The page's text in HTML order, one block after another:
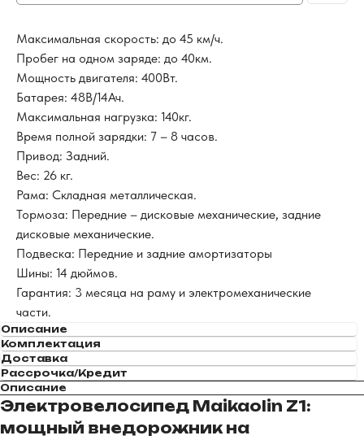
Максимальная скорость: до 45 км/ч.
Пробег на одном заряде: до 40км.
Мощность двигателя: 400Вт.
Батарея: 48В/14Ач.
Максимальная нагрузка: 140кг.
Время полной зарядки: 7 – 8 часов.
Привод: Задний.
Вес: 26 кг.
Рама: Складная металлическая.
Тормоза: Передние – дисковые механические, задние
дисковые механические.
Подвеска: Передние и задние амортизаторы
Шины: 14 дюймов.
Гарантия: 3 месяца на раму и электромеханические
части.
Описание
Комплектация
Доставка
Рассрочка/Кредит
Описание
Электровелосипед Maikaolin Z1:
мощный внедорожник на